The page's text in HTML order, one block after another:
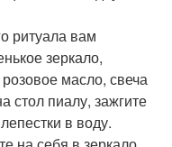
ритуала вам
зеркало,
масло, свеча
стол пиалу, зажгите
в воду.